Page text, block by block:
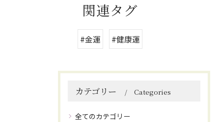
関連タグ
#金運 #健康運
カテゴリー Categories
全てのカテゴリー